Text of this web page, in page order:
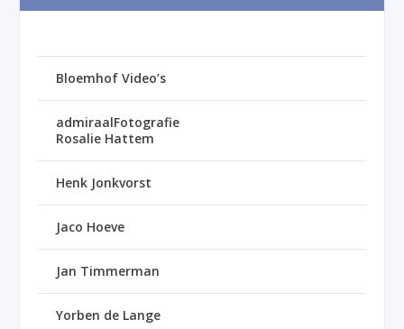
Bloemhof Video’s
admiraalFotografie
Rosalie Hattem
Henk Jonkvorst
Jaco Hoeve
Jan Timmerman
Yorben de Lange